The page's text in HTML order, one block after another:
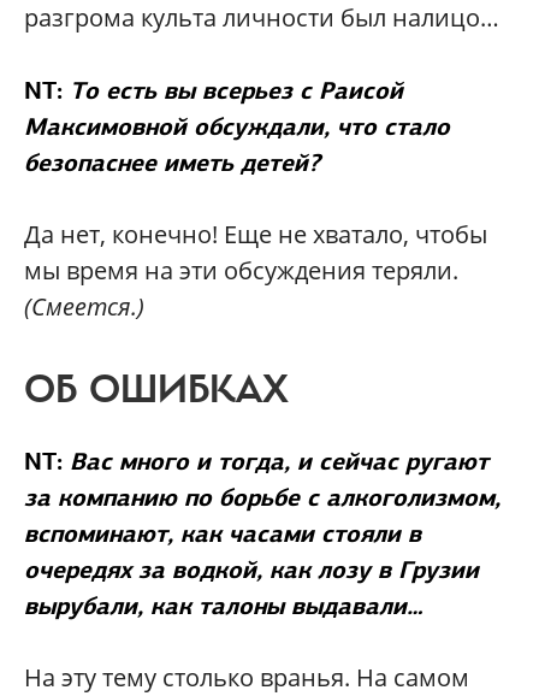
разгрома культа личности был налицо…
NT: То есть вы всерьез с Раисой
Максимовной обсуждали, что стало
безопаснее иметь детей?
Да нет, конечно! Еще не хватало, чтобы
мы время на эти обсуждения теряли.
(Смеется.)
ОБ ОШИБКАХ
NT: Вас много и тогда, и сейчас ругают
за компанию по борьбе с алкоголизмом,
вспоминают, как часами стояли в
очередях за водкой, как лозу в Грузии
вырубали, как талоны выдавали…
На эту тему столько вранья. На самом